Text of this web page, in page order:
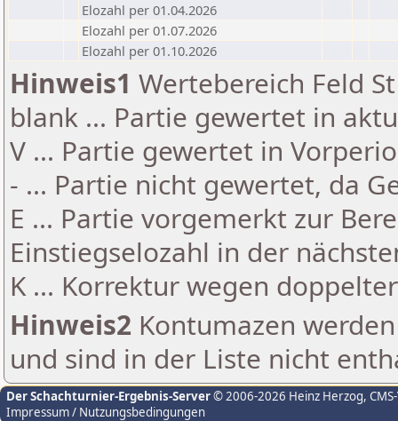
Elozahl per 01.04.2026
Elozahl per 01.07.2026
Elozahl per 01.10.2026
Hinweis1 Wertebereich Feld
blank ... Partie gewertet in
V ... Partie gewertet in
- ... Partie nicht gewertet, da
E ... Partie vorgemerkt zur
Einstiegselozahl in der
K ... Korrektur wegen
Hinweis2 Kontumazen
und sind in der Liste nicht
Der Schachturnier-Ergebnis-Server© 2006-2026 Heinz Herzog,
Impressum / Nutzungsbedingungen